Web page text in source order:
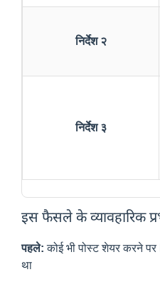
निर्देश २
निर्देश ३
इस फैसले के व्यावहारिक
पहले: कोई भी पोस्ट शेयर करने
था